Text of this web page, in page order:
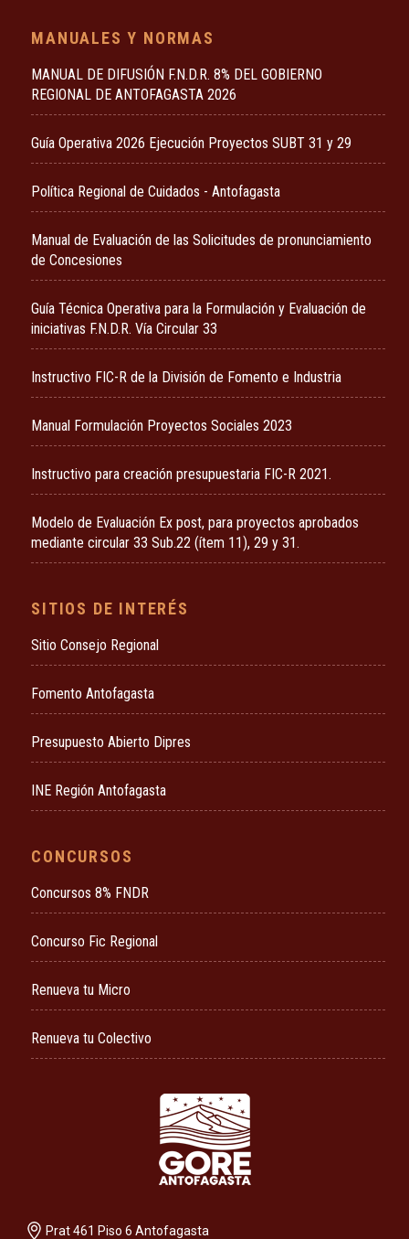
MANUALES Y NORMAS
MANUAL DE DIFUSIÓN F.N.D.R. 8% DEL GOBIERNO
REGIONAL DE ANTOFAGASTA 2026
Guía Operativa 2026 Ejecución Proyectos SUBT 31 y 29
Política Regional de Cuidados - Antofagasta
Manual de Evaluación de las Solicitudes de pronunciamiento
de Concesiones
Guía Técnica Operativa para la Formulación y Evaluación de
iniciativas F.N.D.R. Vía Circular 33
Instructivo FIC-R de la División de Fomento e Industria
Manual Formulación Proyectos Sociales 2023
Instructivo para creación presupuestaria FIC-R 2021.
Modelo de Evaluación Ex post, para proyectos aprobados
mediante circular 33 Sub.22 (ítem 11), 29 y 31.
SITIOS DE INTERÉS
Sitio Consejo Regional
Fomento Antofagasta
Presupuesto Abierto Dipres
INE Región Antofagasta
CONCURSOS
Concursos 8% FNDR
Concurso Fic Regional
Renueva tu Micro
Renueva tu Colectivo
Prat 461 Piso 6 Antofagasta